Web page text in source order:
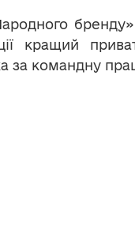
кращий
за командну